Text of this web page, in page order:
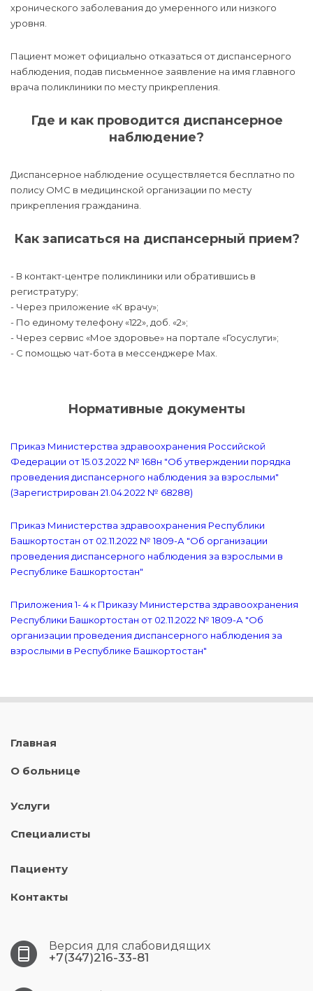
хронического заболевания до умеренного или низкого
уровня.
Пациент может официально отказаться от диспансерного
наблюдения, подав письменное заявление на имя главного
врача поликлиники по месту прикрепления.
Где и как проводится диспансерное
наблюдение?
Диспансерное наблюдение осуществляется бесплатно по
полису ОМС в медицинской организации по месту
прикрепления гражданина.
Как записаться на диспансерный прием?
- В контакт-центре поликлиники или обратившись в
регистратуру;
- Через приложение «К врачу»;
- По единому телефону «122», доб. «2»;
- Через сервис «Мое здоровье» на портале «Госуслуги»;
- С помощью чат-бота в мессенджере Max.
Нормативные документы
Приказ Министерства здравоохранения Российской
Федерации от 15.03.2022 № 168н "Об утверждении порядка
проведения диспансерного наблюдения за взрослыми"
(Зарегистрирован 21.04.2022 № 68288)
Приказ Министерства здравоохранения Республики
Башкортостан от 02.11.2022 № 1809-А "Об организации
проведения диспансерного наблюдения за взрослыми в
Республике Башкортостан"
Приложения 1- 4 к Приказу Министерства здравоохранения
Республики Башкортостан от 02.11.2022 № 1809-А "Об
организации проведения диспансерного наблюдения за
взрослыми в Республике Башкортостан"
Главная
О больнице
Услуги
Специалисты
Пациенту
Контакты
Версия для слабовидящих
+7(347)216-33-81